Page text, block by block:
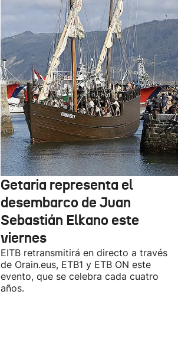
Getaria representa el
desembarco de Juan
Sebastián Elkano este
viernes
EITB retransmitirá en directo a través
de Orain.eus, ETB1 y ETB ON este
evento, que se celebra cada cuatro
años.